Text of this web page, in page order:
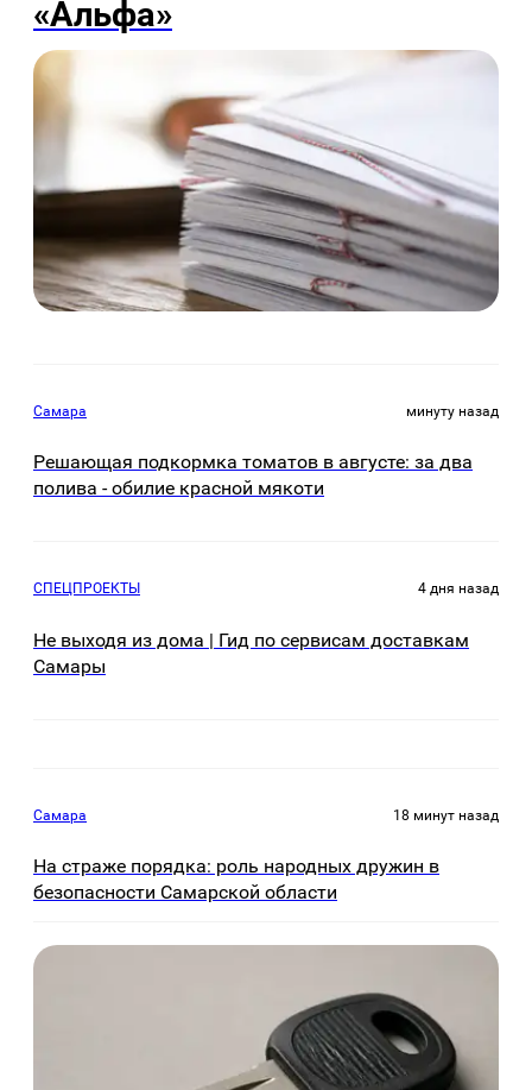
«Альфа»
Самара минуту назад
Решающая подкормка томатов в августе: за два
полива - обилие красной мякоти
СПЕЦПРОЕКТЫ 4 дня назад
Не выходя из дома | Гид по сервисам доставкам
Самары
Самара 18 минут назад
На страже порядка: роль народных дружин в
безопасности Самарской области